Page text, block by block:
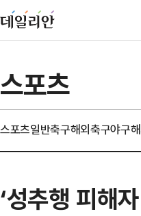
스포츠
스포츠일반축구해외축구야구
‘성추행 피해